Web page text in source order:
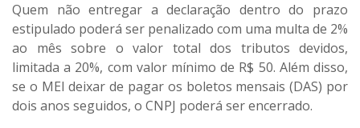
Quem não entregar a declaração dentro do prazo
estipulado poderá ser penalizado com uma multa de 2%
ao mês sobre o valor total dos tributos devidos,
limitada a 20%, com valor mínimo de R$ 50. Além disso,
se o MEI deixar de pagar os boletos mensais (DAS) por
dois anos seguidos, o CNPJ poderá ser encerrado.